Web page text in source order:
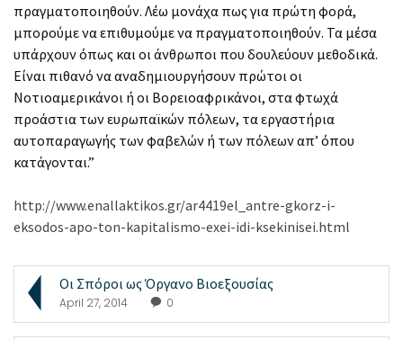
πραγματοποιηθούν. Λέω μονάχα πως για πρώτη φορά,
μπορούμε να επιθυμούμε να πραγματοποιηθούν. Τα μέσα
υπάρχουν όπως και οι άνθρωποι που δουλεύουν μεθοδικά.
Είναι πιθανό να αναδημιουργήσουν πρώτοι οι
Νοτιοαμερικάνοι ή οι Βορειοαφρικάνοι, στα φτωχά
προάστια των ευρωπαϊκών πόλεων, τα εργαστήρια
αυτοπαραγωγής των φαβελών ή των πόλεων απ’ όπου
κατάγονται.”
http://www.enallaktikos.gr/ar4419el_antre-gkorz-i-
eksodos-apo-ton-kapitalismo-exei-idi-ksekinisei.html
Οι Σπόροι ως Όργανο Βιοεξουσίας
April 27, 2014 0